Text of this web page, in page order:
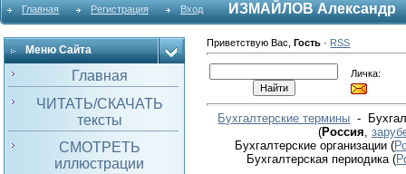
Главная Регистрация Вход ИЗМАЙЛОВ Александр
Меню Сайта
Главная
ЧИТАТЬ/СКАЧАТЬ
тексты
СМОТРЕТЬ
иллюстрации
Приветствую Вас ,Гость · RSS
Личка:
Бухгалтерские термины -
(Россия
Бухгалтерские организации (
Бухгалтерская периодика(